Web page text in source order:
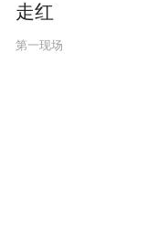
走红
第一现场